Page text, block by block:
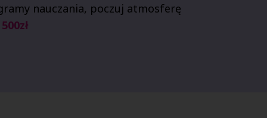
nauczania, poczuj atmosferę
500zł